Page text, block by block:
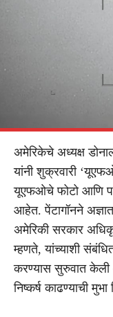
अमेरिकेचे अध्यक्ष
यांनी शुक्रवारी
यूएफओचे फोटो आणि
आहेत. पेंटागॉनने
अमेरिकी सरकार
म्हणते, यांच्याशी
करण्यास सुरुवात
निष्कर्ष काढण्याची मुभा